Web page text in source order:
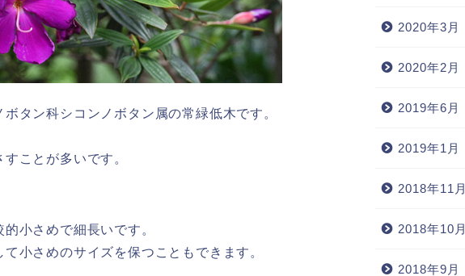
タン科シコンノボタン属の常緑低木です。
ことが多いです。
小さめで細長いです。
小さめのサイズを保つこともできます。
2020年3月
2020年2月
2019年6月
2019年1月
2018年11月
2018年10月
2018年9月